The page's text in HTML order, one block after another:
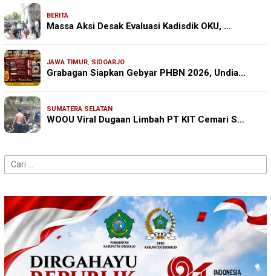
BERITA
Massa Aksi Desak Evaluasi Kadisdik OKU, …
JAWA TIMUR, SIDOARJO
Grabagan Siapkan Gebyar PHBN 2026, Undia…
SUMATERA SELATAN
WOOU Viral Dugaan Limbah PT KIT Cemari S…
Cari
untuk: